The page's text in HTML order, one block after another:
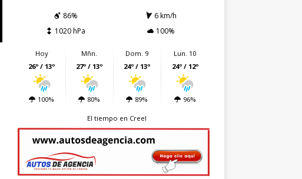
86%
6 km/h
1020 hPa
100%
Hoy
26º / 13º
100%
Mñn.
27º / 13º
80%
Dom. 9
24º / 13º
89%
Lun. 10
24º / 12º
96%
El tiempo en Creel